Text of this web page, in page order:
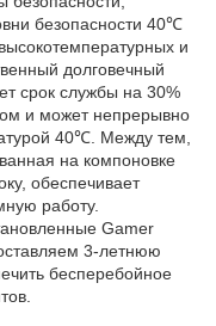
безопасности 40℃
и
долговечный
срок службы на 30%
и может непрерывно
40℃. Между тем,
на компоновке
обеспечивает
работу.
Gamer
3-летнюю
бесперебойное